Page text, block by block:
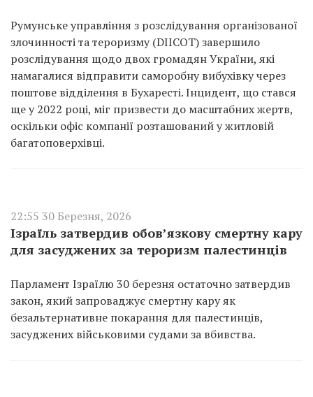
Румунське управління з розслідування організованої
злочинності та тероризму (DIICOT) завершило
розслідування щодо двох громадян України, які
намагалися відправити саморобну вибухівку через
поштове відділення в Бухаресті. Інцидент, що стався
ще у 2022 році, міг призвести до масштабних жертв,
оскільки офіс компанії розташований у житловій
багатоповерхівці.
22:55 30 Березня, 2026
Ізраїль затвердив обов’язкову смертну кару
для засуджених за тероризм палестинців
Парламент Ізраїлю 30 березня остаточно затвердив
закон, який запроваджує смертну кару як
безальтернативне покарання для палестинців,
засуджених військовими судами за вбивства.